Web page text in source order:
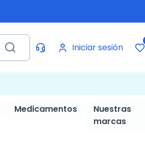
Iniciar sesión
Medicamentos
Nuestras
marcas